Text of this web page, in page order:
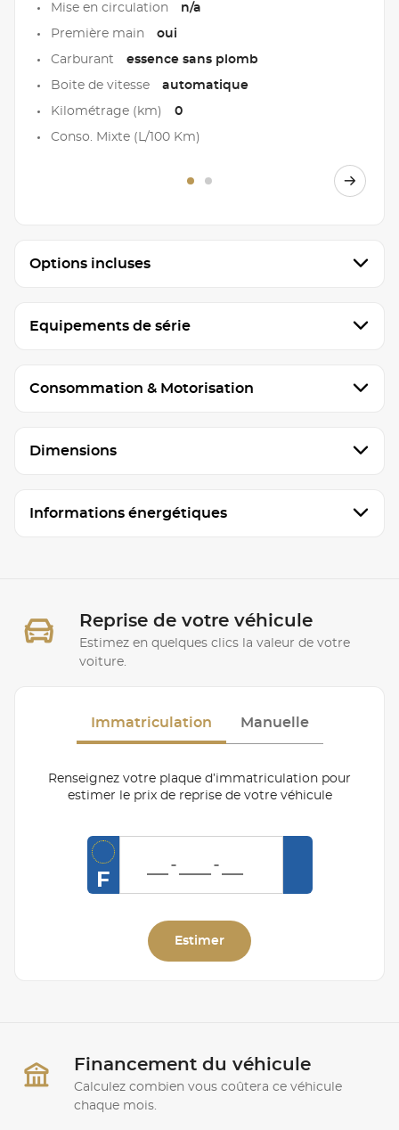
Mise en circulation n/a
Première main oui
Carburant essence sans plomb
Boite de vitesse automatique
Kilométrage (km) 0
Conso. Mixte (L/100 Km)
Options incluses
Equipements de série
Consommation & Motorisation
Dimensions
Informations énergétiques
Reprise de votre véhicule
Estimez en quelques clics la valeur de votre
voiture.
Immatriculation Manuelle
Renseignez votre plaque d’immatriculation pour
estimer le prix de reprise de votre véhicule
F
Estimer
Financement du véhicule
Calculez combien vous coûtera ce véhicule
chaque mois.